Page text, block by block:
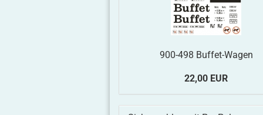
900-498 Buffet-Wagen
22,00 EUR